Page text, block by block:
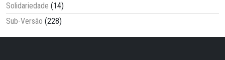
Solidariedade (14)
Sub-Versão (228)